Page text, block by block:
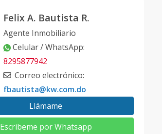
Felix A. Bautista R.
Agente Inmobiliario
Celular / WhatsApp:
8295877942
Correo electrónico:
fbautista@kw.com.do
Llámame
Escribeme por Whatsapp